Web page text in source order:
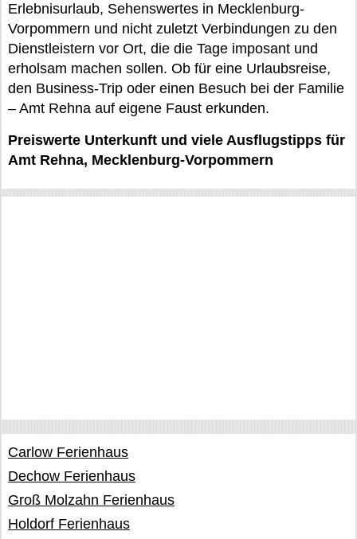
Erlebnisurlaub, Sehenswertes in Mecklenburg-
Vorpommern und nicht zuletzt Verbindungen zu den
Dienstleistern vor Ort, die die Tage imposant und
erholsam machen sollen. Ob für eine Urlaubsreise,
den Business-Trip oder einen Besuch bei der Familie
– Amt Rehna auf eigene Faust erkunden.
Preiswerte Unterkunft und viele Ausflugstipps für
Amt Rehna, Mecklenburg-Vorpommern
Carlow Ferienhaus
Dechow Ferienhaus
Groß Molzahn Ferienhaus
Holdorf Ferienhaus